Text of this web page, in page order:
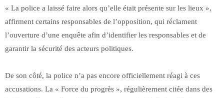
« La police a laissé faire alors qu’elle était présente sur les lieux »,
affirment certains responsables de l’opposition, qui réclament
l’ouverture d’une enquête afin d’identifier les responsables et de
garantir la sécurité des acteurs politiques.
De son côté, la police n’a pas encore officiellement réagi à ces
accusations. La « Force du progrès », régulièrement citée dans des